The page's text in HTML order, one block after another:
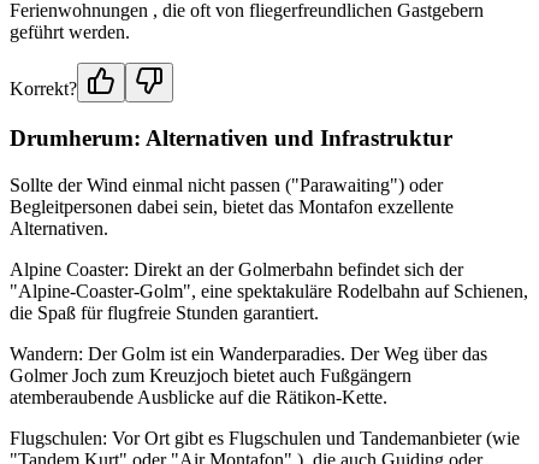
Ferienwohnungen , die oft von fliegerfreundlichen Gastgebern
geführt werden.
Korrekt?
Drumherum: Alternativen und Infrastruktur
Sollte der Wind einmal nicht passen ("Parawaiting") oder
Begleitpersonen dabei sein, bietet das Montafon exzellente
Alternativen.
Alpine Coaster: Direkt an der Golmerbahn befindet sich der
"Alpine-Coaster-Golm", eine spektakuläre Rodelbahn auf Schienen,
die Spaß für flugfreie Stunden garantiert.
Wandern: Der Golm ist ein Wanderparadies. Der Weg über das
Golmer Joch zum Kreuzjoch bietet auch Fußgängern
atemberaubende Ausblicke auf die Rätikon-Kette.
Flugschulen: Vor Ort gibt es Flugschulen und Tandemanbieter (wie
"Tandem Kurt" oder "Air Montafon" ), die auch Guiding oder